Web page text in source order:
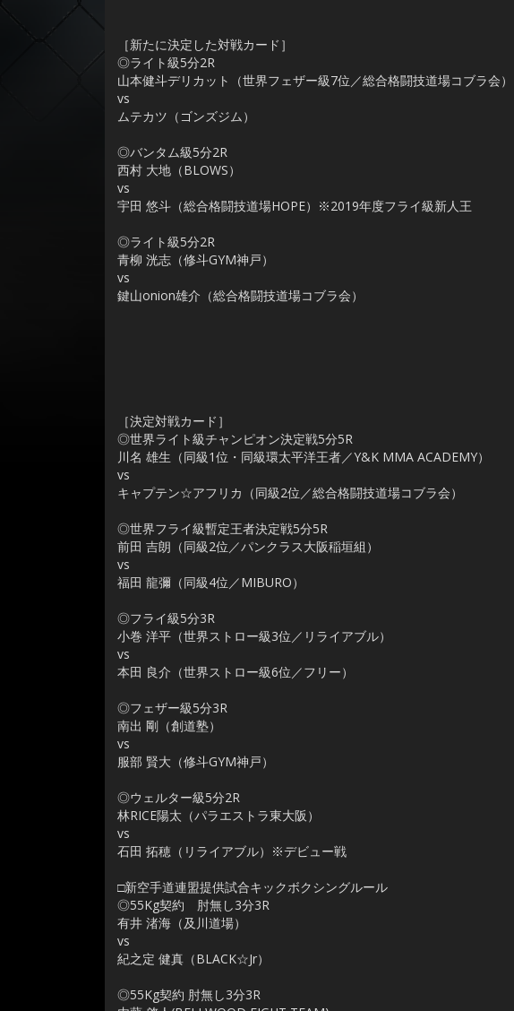
［新たに決定した対戦カード］
◎ライト級5分2R
山本健斗デリカット（世界フェザー級7位／総合格闘技道場コブラ会）
vs
ムテカツ（ゴンズジム）
◎バンタム級5分2R
西村 大地（BLOWS）
vs
宇田 悠斗（総合格闘技道場HOPE）※2019年度フライ級新人王
◎ライト級5分2R
青柳 洸志（修斗GYM神戸）
vs
鍵山onion雄介（総合格闘技道場コブラ会）
［決定対戦カード］
◎世界ライト級チャンピオン決定戦5分5R
川名 雄生（同級1位・同級環太平洋王者／Y&K MMA ACADEMY）
vs
キャプテン☆アフリカ（同級2位／総合格闘技道場コブラ会）
◎世界フライ級暫定王者決定戦5分5R
前田 吉朗（同級2位／パンクラス大阪稲垣組）
vs
福田 龍彌（同級4位／MIBURO）
◎フライ級5分3R
小巻 洋平（世界ストロー級3位／リライアブル）
vs
本田 良介（世界ストロー級6位／フリー）
◎フェザー級5分3R
南出 剛（創道塾）
vs
服部 賢大（修斗GYM神戸）
◎ウェルター級5分2R
林RICE陽太（パラエストラ東大阪）
vs
石田 拓穂（リライアブル）※デビュー戦
□新空手道連盟提供試合キックボクシングルール
◎55Kg契約 肘無し3分3R
有井 渚海（及川道場）
vs
紀之定 健真（BLACK☆Jr）
◎55Kg契約 肘無し3分3R